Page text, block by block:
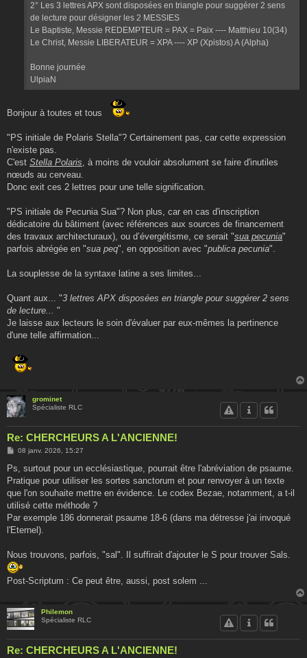
2° Les 3 lettres APX sont disposées en triangle pour suggérer 2 sens
de lecture pour désigner les 2 MESSIES
Le Baptiste, Messie REDEMPTEUR = PAX = Paix ---- Matthieu 10(34)
Le Christ, Messie LIBERATEUR = XPA ---- XP (Xpistos) A (Alpha)
Bonne journée
UlpiaN
Bonjour à toutes et tous
"PS initiale de Polaris Stella"? Certainement pas, car cette expression
n'existe pas.
C'est Stella Polaris , à moins de vouloir absolument se faire d'inutiles
nœuds au cerveau.
Donc exit ces 2 lettres pour une telle signification.
"PS initiale de Pecunia Sua"? Non plus, car en cas d'inscription
dédicatoire du bâtiment (avec références aux sources de financement
des travaux architecturaux), ou d’évergétisme, ce serait "sua pecunia"
parfois abrégée en "sua peq", en opposition avec "publica pecunia".
La souplesse de la syntaxe latine a ses limites...
Quant aux... "3 lettres APX disposées en triangle pour suggérer 2 sens
de lecture...
"
Je laisse aux lecteurs le soin d'évaluer par eux-mêmes la pertinence
d'une telle affirmation...
grominet
Spécialiste RLC
Re: CHERCHEURS A L'ANCIENNE!
M
s
a
g
08 janv. 2026, 15:27
Ps, surtout pour un ecclésiastique, pourrait être l'abréviation de psaume.
Pratique pour utiliser les sortes sanctorum et pour renvoyer à un texte
que l'on souhaite mettre en évidence. Le codex Bezae, notamment, a t-il
utilisé cette méthode ?
Par exemple 186 donnerait psaume 18-6 (dans ma détresse j'ai invoqué
l'Eternel).
Nous trouvons, parfois, "sal". Il suffirait d'ajouter le S pour trouver Sals.
Post-Scriptum : Ce peut être, aussi, post solem ...
Philemon
Spécialiste RLC
Re: CHERCHEURS A L'ANCIENNE!